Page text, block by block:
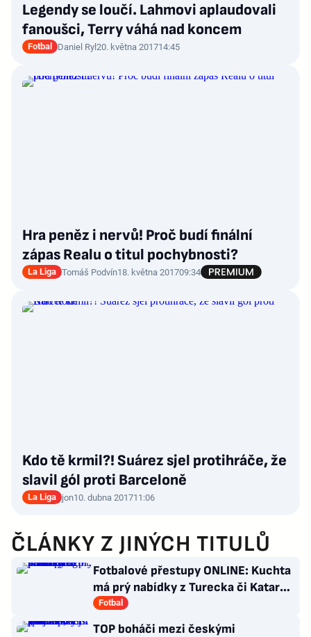
Legendy se loučí. Lahmovi aplaudovali
fanoušci, Terry váhá nad koncem
Fotbal Daniel Ryl20. května 201714:45
Hra peněz i nervů! Proč budí finální
zápas Realu o titul pochybnosti?
La Liga Tomáš Podvín18. května 201709:34
Kdo tě krmil?! Suárez sjel protihráče, že
slavil gól proti Barceloně
La Liga jon10. dubna 201711:06
ČLÁNKY Z JINÝCH TITULŮ
Fotbalové přestupy ONLINE: Kuchta
má prý nabídky z Turecka či Kataru,
Sigmu posílí Švéd
Fotbal
TOP boháči mezi českými